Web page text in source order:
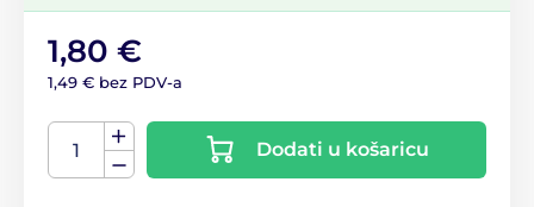
1,80 €
1,49 € bez PDV-a
Dodati u košaricu